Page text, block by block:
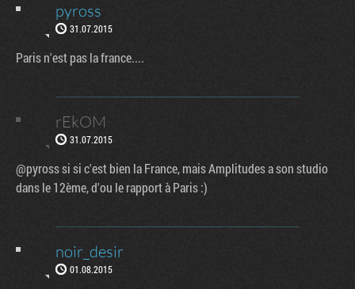
pyross
31.07.2015
Paris n'est pas la france....
rEkOM
31.07.2015
@pyross si si c'est bien la France, mais Amplitudes a son studio
dans le 12ème, d'ou le rapport à Paris :)
noir_desir
01.08.2015